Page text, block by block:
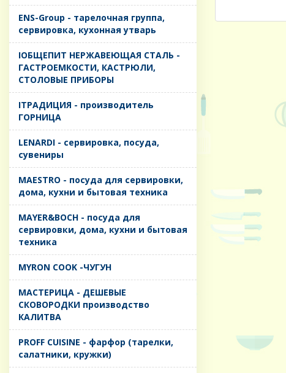
ENS-Group - тарелочная группа,
сервировка, кухонная утварь
IОБЩЕПИТ НЕРЖАВЕЮЩАЯ СТАЛЬ -
ГАСТРОЕМКОСТИ, КАСТРЮЛИ,
СТОЛОВЫЕ ПРИБОРЫ
IТРАДИЦИЯ - производитель
ГОРНИЦА
LENARDI - сервировка, посуда,
сувениры
MAESTRO - посуда для сервировки,
дома, кухни и бытовая техника
MAYER&BOCH - посуда для
сервировки, дома, кухни и бытовая
техника
MYRON COOK -ЧУГУН
MАСТЕРИЦА - ДЕШЕВЫЕ
СКОВОРОДКИ производство
КАЛИТВА
PROFF CUISINE - фарфор (тарелки,
салатники, кружки)